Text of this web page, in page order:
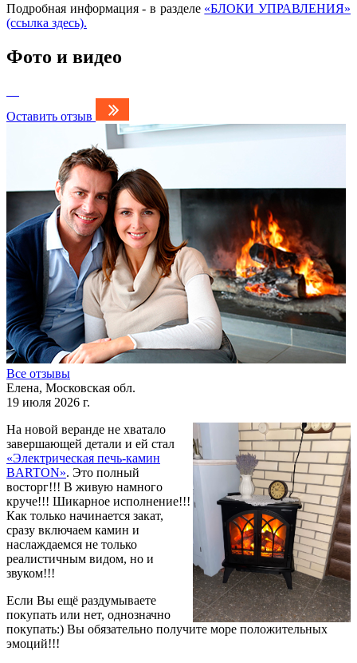
Подробная информация - в разделе «БЛОКИ УПРАВЛЕНИЯ»
(ссылка здесь).
Фото и видео
Оставить отзыв
Все отзывы
Елена, Московская обл.
19 июля 2026 г.
На новой веранде не хватало
завершающей детали и ей стал
«Электрическая печь-камин
BARTON». Это полный
восторг!!! В живую намного
круче!!! Шикарное исполнение!!!
Как только начинается закат,
сразу включаем камин и
наслаждаемся не только
реалистичным видом, но и
звуком!!!
Если Вы ещё раздумываете
покупать или нет, однозначно
покупать:) Вы обязательно получите море положительных
эмоций!!!